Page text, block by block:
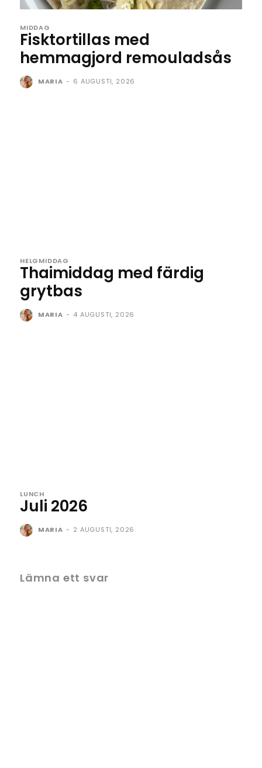
MIDDAG
Fisktortillas med
hemmagjord remouladsås
MARIA - 6 AUGUSTI, 2026
HELGMIDDAG
Thaimiddag med färdig
grytbas
MARIA - 4 AUGUSTI, 2026
LUNCH
Juli 2026
MARIA - 2 AUGUSTI, 2026
Lämna ett svar